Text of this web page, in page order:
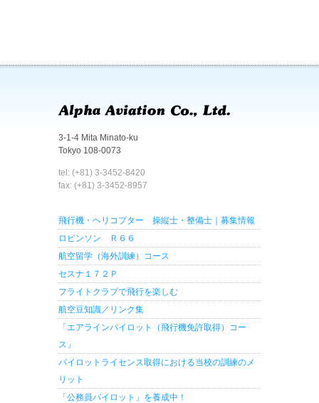
3-1-4 Mita Minato-ku
Tokyo 108-0073
tel: (+81) 3-3452-8420
fax: (+81) 3-3452-8957
飛行機・ヘリコプター 操縦士・整備士｜募集情報
ロビンソン Ｒ６６
航空留学（海外訓練）コース
セスナ１７２Ｐ
フライトクラブで飛行を楽しむ
航空豆知識／リンク集
「エアラインパイロット（飛行機免許取得）コー
ス」
パイロットライセンス取得における当校の訓練のメ
リット
「公務員パイロット」を養成中！